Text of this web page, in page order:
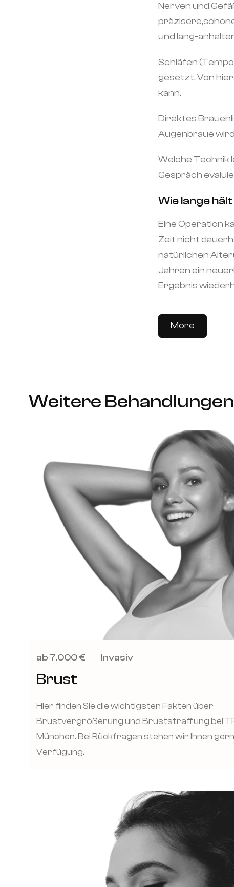
Nerven und
und lang-
Schläfen
gesetzt. Von
kann.
Direktes
Augenbraue
Welche Technik
Gespräch
Wie lange
Eine Operation
Zeit nicht
natürlichen
Jahren ein
Ergebnis
More
Weitere Behandlungen
ab 7.000 € Invasiv
Brust
Hier finden Sie die wichtigsten Fakten über
Brustvergrößerung und Bruststraffung bei
München. Bei Rückfragen stehen wir Ihnen
Verfügung.